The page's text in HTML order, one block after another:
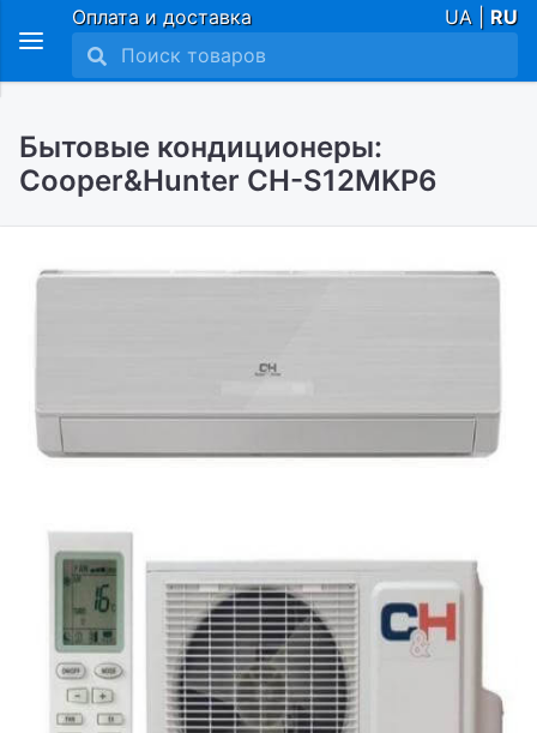
Оплата и доставка UA | RU
Бытовые кондиционеры:
Cooper&Hunter СH-S12MKP6